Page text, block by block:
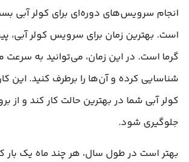
انجام سرویس‌های دوره‌ای برای کولر آبی
است. بهترین زمان برای سرویس کولر
گرما است. در این زمان، می‌توانید به
شناسایی کرده و آن‌ها را برطرف کنید. این
کولر آبی شما در بهترین حالت کار کند و از
جلوگیری شود.
بهتر است در طول سال، هر چند ماه یک بار